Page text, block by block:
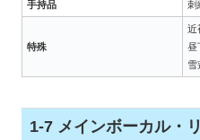
手持品 刺
特殊
近
昼
雪
1-7 メインボーカル・